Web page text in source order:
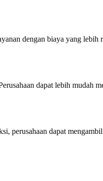
dengan biaya yang lebih
dapat lebih mudah
perusahaan dapat